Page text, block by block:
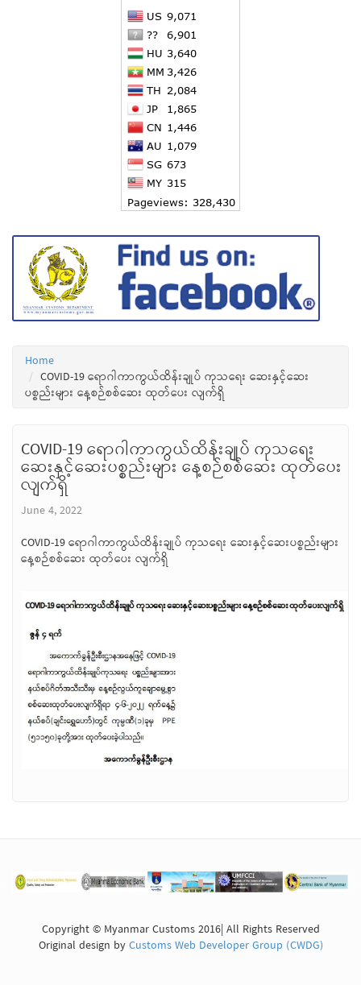
Home
COVID-19 ရောဂါကာကွယ်ထိန်းချုပ် ကုသရေး ဆေးနှင့်ဆေး
ပစ္စည်းများ နေ့စဉ်စစ်ဆေး ထုတ်ပေး လျက်ရှိ
COVID-19 ရောဂါကာကွယ်ထိန်းချုပ် ကုသရေး
ဆေးနှင့်ဆေးပစ္စည်းများ နေ့စဉ်စစ်ဆေး ထုတ်ပေး
လျက်ရှိ
June 4, 2022
COVID-19 ရောဂါကာကွယ်ထိန်းချုပ် ကုသရေး ဆေးနှင့်ဆေးပစ္စည်းများ
နေ့စဉ်စစ်ဆေး ထုတ်ပေး လျက်ရှိ
Copyright © Myanmar Customs 2016| All Rights Reserved
Original design byCustoms Web Developer Group (CWDG)